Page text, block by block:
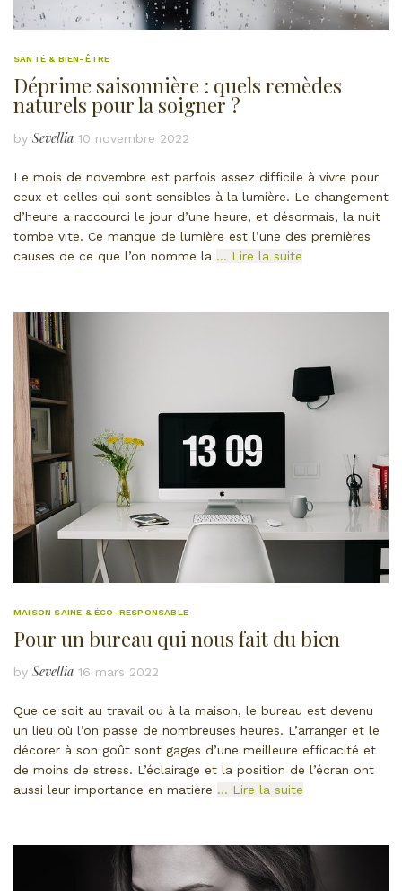
SANTÉ & BIEN-ÊTRE
Déprime saisonnière : quels remèdes
naturels pour la soigner ?
by Sevellia 10 novembre 2022
Le mois de novembre est parfois assez difficile à vivre pour
ceux et celles qui sont sensibles à la lumière. Le changement
d’heure a raccourci le jour d’une heure, et désormais, la nuit
tombe vite. Ce manque de lumière est l’une des premières
causes de ce que l’on nomme la … Lire la suite
MAISON SAINE & ÉCO-RESPONSABLE
Pour un bureau qui nous fait du bien
by Sevellia 16 mars 2022
Que ce soit au travail ou à la maison, le bureau est devenu
un lieu où l’on passe de nombreuses heures. L’arranger et le
décorer à son goût sont gages d’une meilleure efficacité et
de moins de stress. L’éclairage et la position de l’écran ont
aussi leur importance en matière … Lire la suite